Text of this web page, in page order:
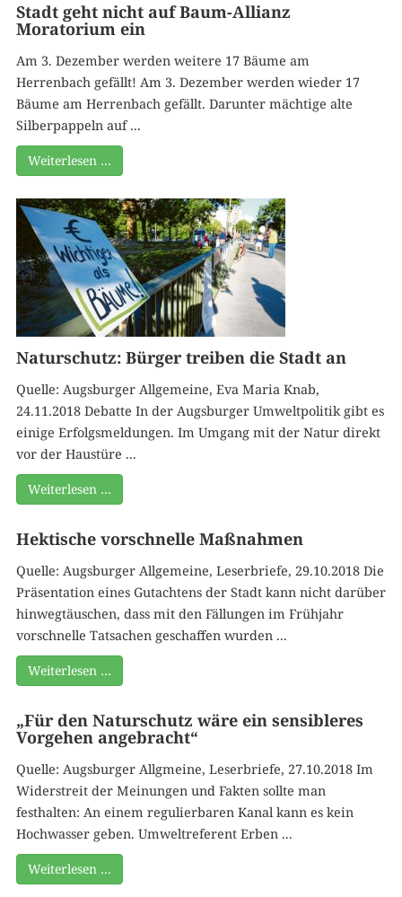
Stadt geht nicht auf Baum-Allianz
Moratorium ein
Am 3. Dezember werden weitere 17 Bäume am
Herrenbach gefällt! Am 3. Dezember werden wieder 17
Bäume am Herrenbach gefällt. Darunter mächtige alte
Silberpappeln auf ...
Weiterlesen …
Naturschutz: Bürger treiben die Stadt an
Quelle: Augsburger Allgemeine, Eva Maria Knab,
24.11.2018 Debatte In der Augsburger Umweltpolitik gibt es
einige Erfolgsmeldungen. Im Umgang mit der Natur direkt
vor der Haustüre ...
Weiterlesen …
Hektische vorschnelle Maßnahmen
Quelle: Augsburger Allgemeine, Leserbriefe, 29.10.2018 Die
Präsentation eines Gutachtens der Stadt kann nicht darüber
hinwegtäuschen, dass mit den Fällungen im Frühjahr
vorschnelle Tatsachen geschaffen wurden ...
Weiterlesen …
„Für den Naturschutz wäre ein sensibleres
Vorgehen angebracht“
Quelle: Augsburger Allgmeine, Leserbriefe, 27.10.2018 Im
Widerstreit der Meinungen und Fakten sollte man
festhalten: An einem regulierbaren Kanal kann es kein
Hochwasser geben. Umweltreferent Erben ...
Weiterlesen …